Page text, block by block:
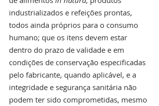
industrializados e refeições prontas,
todos ainda próprios para o consumo
humano; que os itens devem estar
dentro do prazo de validade e em
condições de conservação especificadas
pelo fabricante, quando aplicável, e a
integridade e segurança sanitária não
podem ter sido comprometidas, mesmo